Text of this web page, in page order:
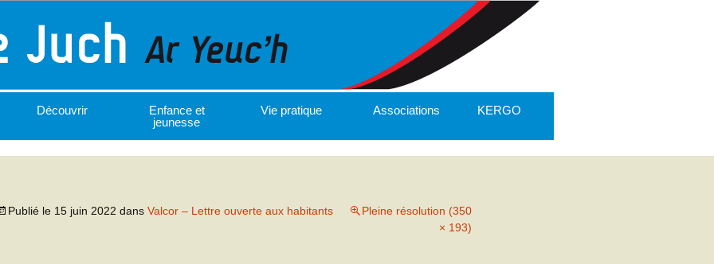
Découvrir
Enfance et
jeunesse
Vie pratique Associations KERGO
Publié le 15 juin 2022 dans Valcor – Lettre ouverte aux habitants
Pleine résolution (350
× 193)